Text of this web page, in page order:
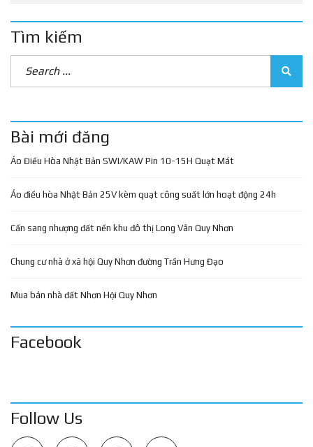
Tìm kiếm
Bài mới đăng
Áo Điều Hòa Nhật Bản SWI/KAW Pin 10-15H Quạt Mát
Áo điều hòa Nhật Bản 25V kèm quạt công suất lớn hoạt động 24h
Cần sang nhượng đất nền khu đô thị Long Vân Quy Nhơn
Chung cư nhà ở xã hội Quy Nhơn đường Trần Hưng Đạo
Mua bán nhà đất Nhơn Hội Quy Nhơn
Facebook
Follow Us